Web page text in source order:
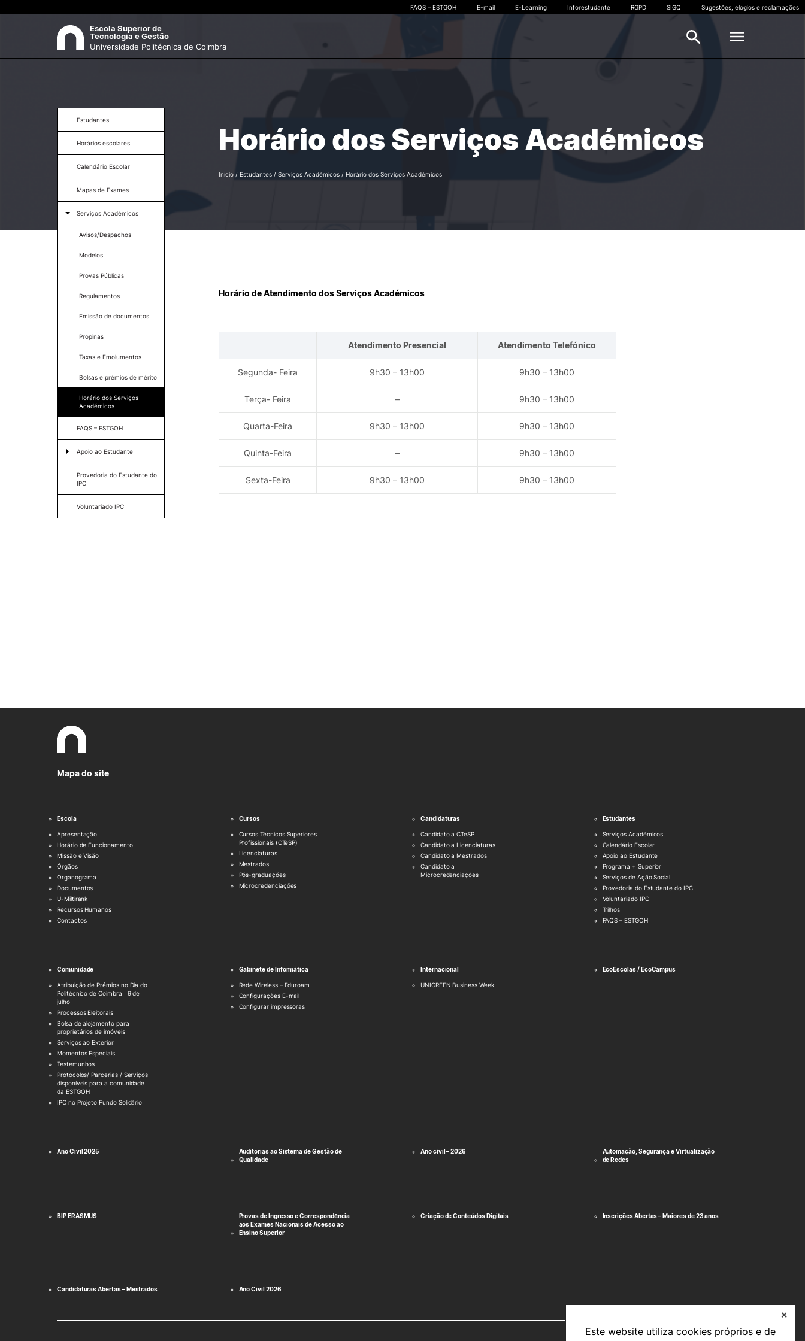
Este website utiliza cookies próprios e de
✕
Horário de Funcionamento
Missão e Visão
Organograma
U-Multirank
Recursos Humanos
Cursos Técnicos Superiores
Licenciaturas
Mestrados
Microcredenciações
Candidato a CTeSP
Candidato a Licenciaturas
Candidato a Mestrados
Candidato a Pós-Graduação
Curriculares Isoladas
Calendário Escolar
Mapas de Exames
Serviços Académicos
Processos Eleitorais
Bolsa de alojamento para
Momentos Especiais
Protocolos/ Parcerias / Serviços
Rede Wireless – Eduroam
FAQS – ESTGOH E-mail E-Learning Inforestudante RGPD SIGQ Sugestões, elogios e reclamações
Escola Superior de
Tecnologia e Gestão
Universidade Politécnica de Coimbra
Pesquisa
Estudantes
Horários escolares
Calendário Escolar
Mapas de Exames
Serviços Académicos
Avisos/Despachos
Modelos
Provas Públicas
Regulamentos
Emissão de documentos
Propinas
Taxas e Emolumentos
Bolsas e prémios de mérito
Horário dos Serviços
Académicos
FAQS – ESTGOH
Apoio ao Estudante
Programa + Superior
Serviços de Ação Social
Provedoria do Estudante do
IPC
Voluntariado IPC
Horário dos Serviços Académicos
Início / Estudantes / Serviços Académicos / Horário dos Serviços Académicos
Horário de Atendimento dos Serviços Académicos
Atendimento Presencial Atendimento Telefónico
Segunda- Feira 9h30 – 13h00 9h30 – 13h00
Terça- Feira – 9h30 – 13h00
Quarta-Feira 9h30 – 13h00 9h30 – 13h00
Quinta-Feira – 9h30 – 13h00
Sexta-Feira 9h30 – 13h00 9h30 – 13h00
Mapa do site
Escola
Apresentação
Horário de Funcionamento
Missão e Visão
Órgãos
Organograma
Documentos
U-Miltirank
Recursos Humanos
Contactos
Cursos
Cursos Técnicos Superiores
Profissionais (CTeSP)
Licenciaturas
Mestrados
Pós-graduações
Microcredenciações
Candidaturas
Candidato a CTeSP
Candidato a Licenciaturas
Candidato a Mestrados
Candidato a
Microcredenciações
Estudantes
Serviços Académicos
Calendário Escolar
Apoio ao Estudante
Programa + Superior
Serviços de Ação Social
Provedoria do Estudante do IPC
Voluntariado IPC
Trilhos
FAQS – ESTGOH
Comunidade
Atribuição de Prémios no Dia do
Politécnico de Coimbra | 9 de
julho
Processos Eleitorais
Bolsa de alojamento para
proprietários de imóveis
Serviços ao Exterior
Momentos Especiais
Testemunhos
Protocolos/ Parcerias / Serviços
disponíveis para a comunidade
da ESTGOH
IPC no Projeto Fundo Solidário
Gabinete de Informática
Rede Wireless – Eduroam
Configurações E-mail
Configurar impressoras
Internacional
UNIGREEN Business Week
EcoEscolas / EcoCampus
Ano Civil 2025
Auditorias ao Sistema de Gestão de
Qualidade
Ano civil – 2026
Automação, Segurança e Virtualização
de Redes
BIP ERASMUS
Provas de Ingresso e Correspondência
aos Exames Nacionais de Acesso ao
Ensino Superior
Criação de Conteúdos Digitais Inscrições Abertas – Maiores de 23 anos
Candidaturas Abertas – Mestrados Ano Civil 2026